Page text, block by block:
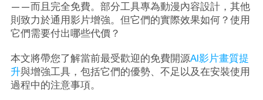
——而且完全免費。部分工具專為動漫內容設計，其他
則致力於通用影片增強。但它們的實際效果如何？使用
它們需要付出哪些代價？
本文將帶您了解當前最受歡迎的免費開源AI影片畫質提
升與增強工具，包括它們的優勢、不足以及在安裝使用
過程中的注意事項。